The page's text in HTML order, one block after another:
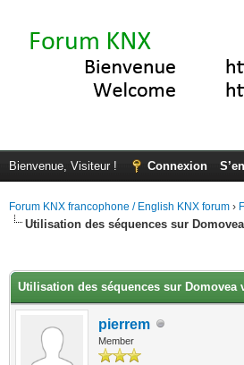
Bienvenue, Visiteur ! Connexion
Forum KNX francophone / English KNX forum ›
Utilisation des séquences sur
Utilisation des séquences sur Domovea
pierrem
Member